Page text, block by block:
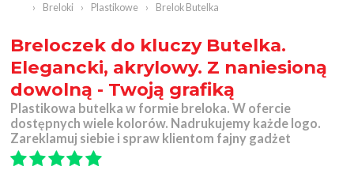
›
Breloki › Plastikowe › Brelok Butelka
Breloczek do kluczy Butelka.
Elegancki, akrylowy. Z naniesioną
dowolną - Twoją grafiką
Plastikowa butelka w formie breloka. W ofercie
dostępnych wiele kolorów. Nadrukujemy każde logo.
Zareklamuj siebie i spraw klientom fajny gadżet